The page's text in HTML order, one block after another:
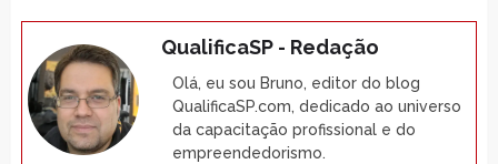
QualificaSP - Redação
Olá, eu sou Bruno, editor do blog
QualificaSP.com, dedicado ao universo
da capacitação profissional e do
empreendedorismo.